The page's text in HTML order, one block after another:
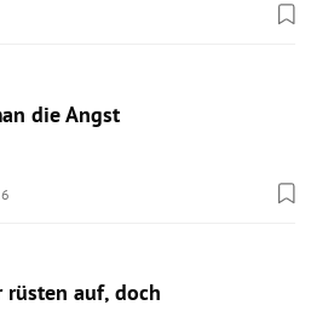
die Angst
rüsten auf, doch